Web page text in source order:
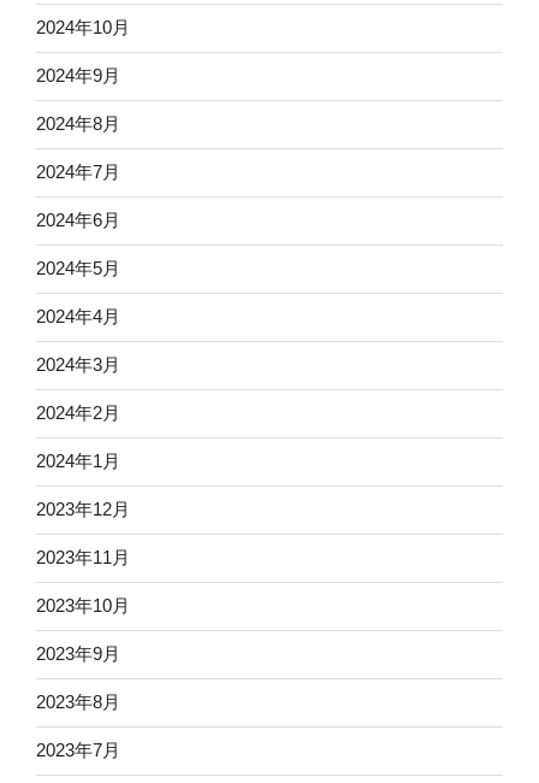
2024年10月
2024年9月
2024年8月
2024年7月
2024年6月
2024年5月
2024年4月
2024年3月
2024年2月
2024年1月
2023年12月
2023年11月
2023年10月
2023年9月
2023年8月
2023年7月